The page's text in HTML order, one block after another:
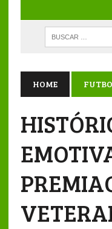
HOME